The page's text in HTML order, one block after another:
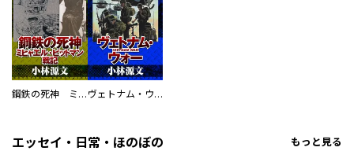
鋼鉄の死神 ミヒャエル・ビットマン戦記 ヴェトナム・ウォー VIETNAM WAR
エッセイ・日常・ほのぼの もっと見る